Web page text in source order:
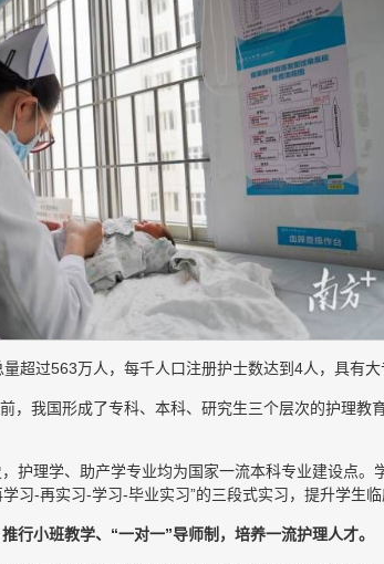
超过563万人，每千人口注册护士数达到4人，具有大
前，我国形成了专科、本科、研究生三个层次的护理教
护理学、助产学专业均为国家一流本科专业建设点
-再实习-学习-毕业实习”的三段式实习，提升学生临
行小班教学、“一对一”导师制，培养一流护理人才。